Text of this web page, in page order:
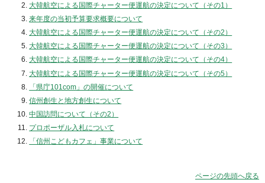
大韓航空による国際チャーター便運航の決定について（その1）
来年度の当初予算要求概要について
大韓航空による国際チャーター便運航の決定について（その2）
大韓航空による国際チャーター便運航の決定について（その3）
大韓航空による国際チャーター便運航の決定について（その4）
大韓航空による国際チャーター便運航の決定について（その5）
「県庁101com」の開催について
信州創生と地方創生について
中国訪問について（その2）
プロポーザル入札について
「信州こどもカフェ」事業について
ページの先頭へ戻る